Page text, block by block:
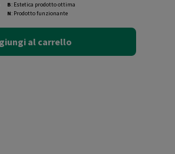
B: Estetica prodotto ottima
N: Prodotto funzionante
al carrello